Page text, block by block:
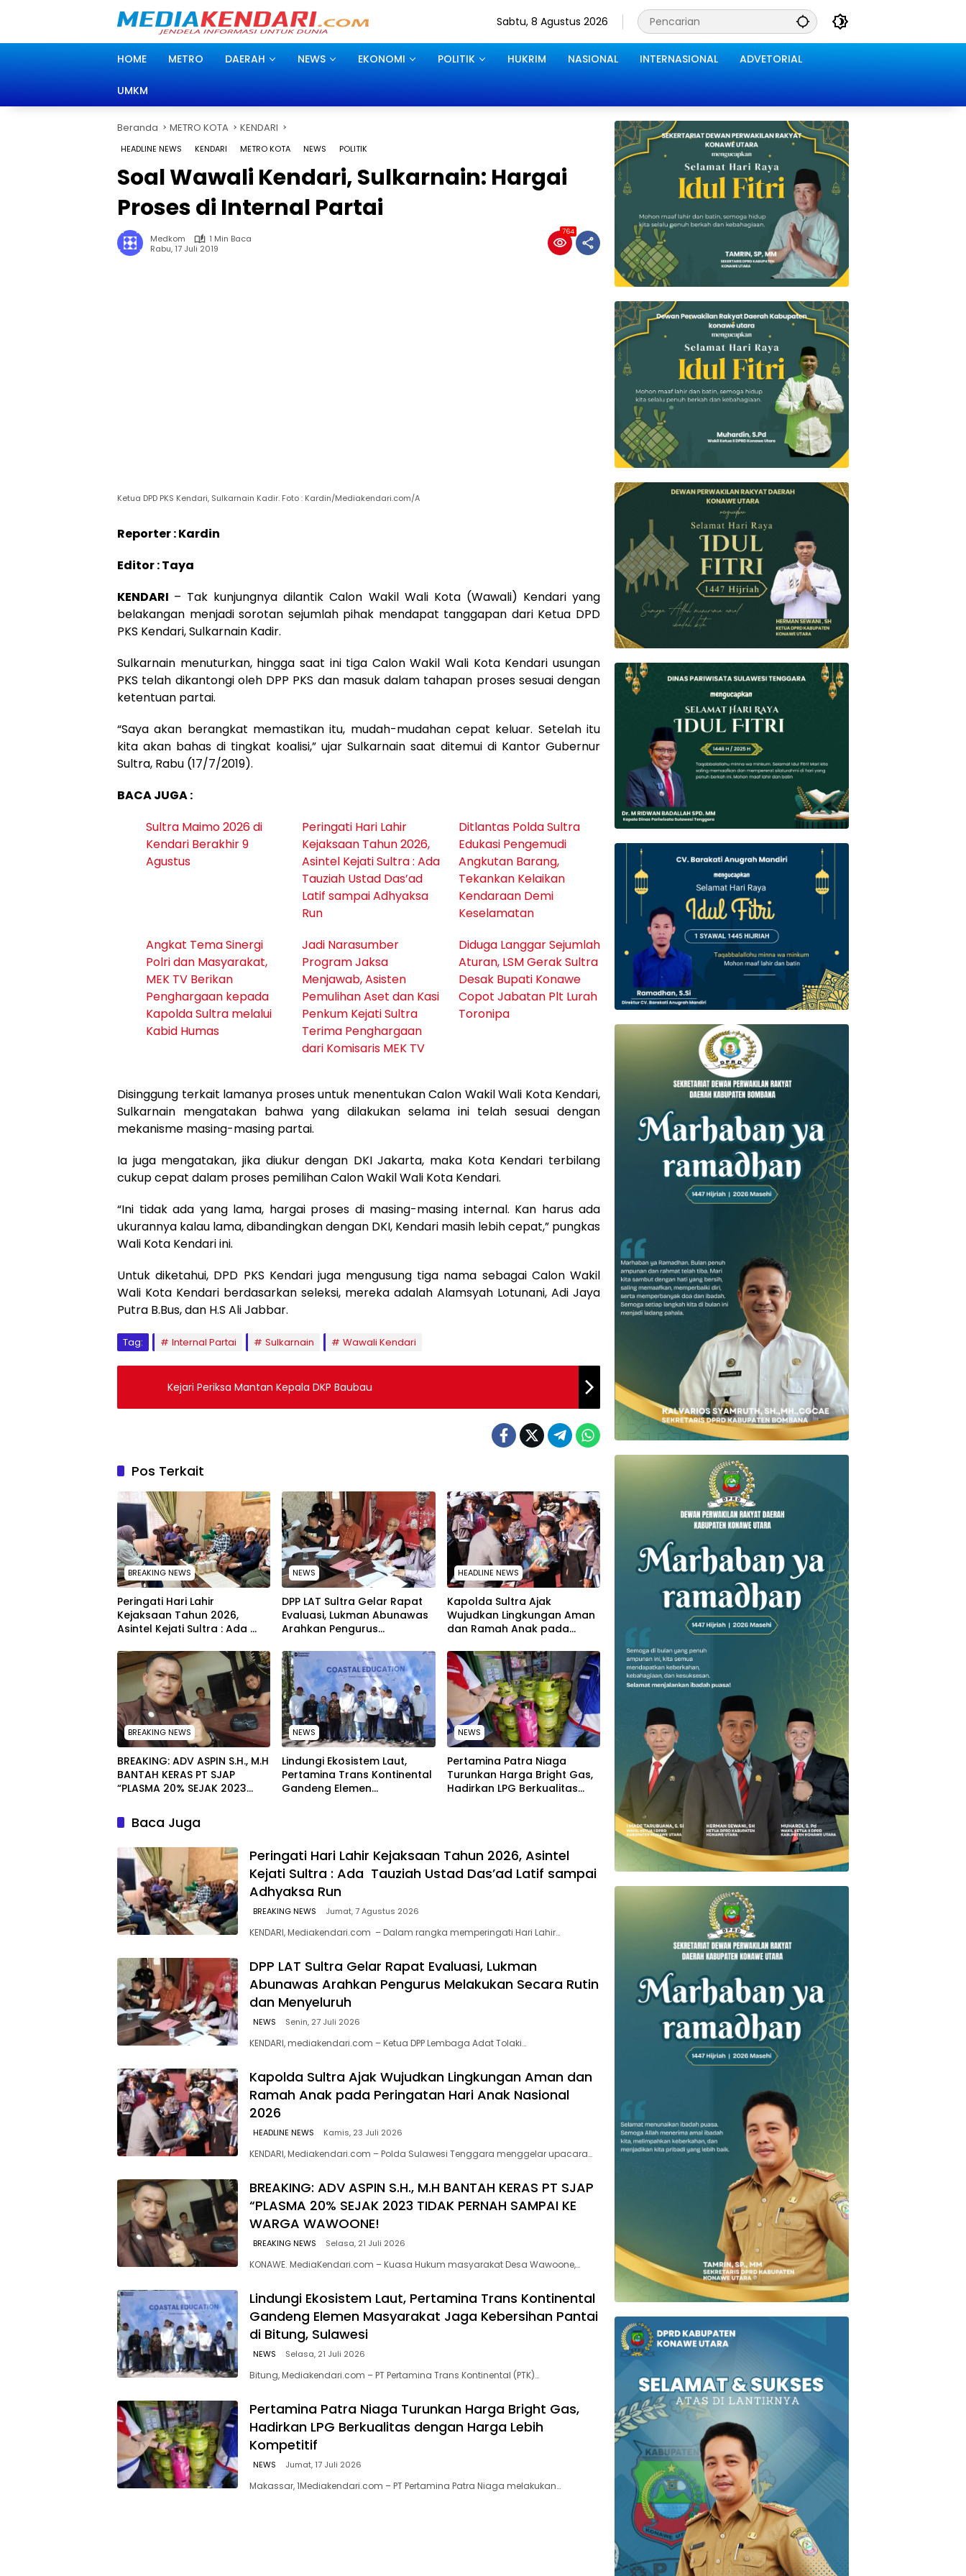
Sabtu, 8 Agustus 2026
HOME METRO DAERAH NEWS EKONOMI POLITIK HUKRIM NASIONAL INTERNASIONAL ADVETORIAL
UMKM
Beranda METRO KOTA KENDARI
HEADLINE NEWS KENDARI METRO KOTA NEWS POLITIK
Soal Wawali Kendari, Sulkarnain: Hargai
Proses di Internal Partai
Medkom
1 Min Baca
Rabu, 17 Juli 2019
764
Ketua DPD PKS Kendari, Sulkarnain Kadir. Foto : Kardin/Mediakendari.com/A
Reporter : Kardin
Editor : Taya
KENDARI – Tak kunjungnya dilantik Calon Wakil Wali Kota (Wawali) Kendari yang
belakangan menjadi sorotan sejumlah pihak mendapat tanggapan dari Ketua DPD
PKS Kendari, Sulkarnain Kadir.
Sulkarnain menuturkan, hingga saat ini tiga Calon Wakil Wali Kota Kendari usungan
PKS telah dikantongi oleh DPP PKS dan masuk dalam tahapan proses sesuai dengan
ketentuan partai.
“Saya akan berangkat memastikan itu, mudah-mudahan cepat keluar. Setelah itu
kita akan bahas di tingkat koalisi,” ujar Sulkarnain saat ditemui di Kantor Gubernur
Sultra, Rabu (17/7/2019).
BACA JUGA :
Sultra Maimo 2026 di
Kendari Berakhir 9
Agustus
Peringati Hari Lahir
Kejaksaan Tahun 2026,
Asintel Kejati Sultra : Ada
Tauziah Ustad Das’ad
Latif sampai Adhyaksa
Run
Ditlantas Polda Sultra
Edukasi Pengemudi
Angkutan Barang,
Tekankan Kelaikan
Kendaraan Demi
Keselamatan
Angkat Tema Sinergi
Polri dan Masyarakat,
MEK TV Berikan
Penghargaan kepada
Kapolda Sultra melalui
Kabid Humas
Jadi Narasumber
Program Jaksa
Menjawab, Asisten
Pemulihan Aset dan Kasi
Penkum Kejati Sultra
Terima Penghargaan
dari Komisaris MEK TV
Diduga Langgar Sejumlah
Aturan, LSM Gerak Sultra
Desak Bupati Konawe
Copot Jabatan Plt Lurah
Toronipa
Disinggung terkait lamanya proses untuk menentukan Calon Wakil Wali Kota Kendari,
Sulkarnain mengatakan bahwa yang dilakukan selama ini telah sesuai dengan
mekanisme masing-masing partai.
Ia juga mengatakan, jika diukur dengan DKI Jakarta, maka Kota Kendari terbilang
cukup cepat dalam proses pemilihan Calon Wakil Wali Kota Kendari.
“Ini tidak ada yang lama, hargai proses di masing-masing internal. Kan harus ada
ukurannya kalau lama, dibandingkan dengan DKI, Kendari masih lebih cepat,” pungkas
Wali Kota Kendari ini.
Untuk diketahui, DPD PKS Kendari juga mengusung tiga nama sebagai Calon Wakil
Wali Kota Kendari berdasarkan seleksi, mereka adalah Alamsyah Lotunani, Adi Jaya
Putra B.Bus, dan H.S Ali Jabbar.
Tag: Internal Partai Sulkarnain Wawali Kendari
Kejari Periksa Mantan Kepala DKP Baubau
Pos Terkait
BREAKING NEWS
Peringati Hari Lahir
Kejaksaan Tahun 2026,
Asintel Kejati Sultra : Ada
sampai Adhyaksa Run
NEWS
‎DPP LAT Sultra Gelar Rapat
Evaluasi, Lukman Abunawas
Arahkan Pengurus
Menyeluruh
HEADLINE NEWS
Kapolda Sultra Ajak
Wujudkan Lingkungan Aman
dan Ramah Anak pada
Nasional 2026
BREAKING NEWS
BREAKING: ADV ASPIN S.H., M.H
BANTAH KERAS PT SJAP
“PLASMA 20% SEJAK 2023
WARGA WAWOONE!
NEWS
Lindungi Ekosistem Laut,
Pertamina Trans Kontinental
Gandeng Elemen
NEWS
Pertamina Patra Niaga
Turunkan Harga Bright Gas,
Hadirkan LPG Berkualitas
Baca Juga
Peringati Hari Lahir Kejaksaan Tahun 2026, Asintel
Kejati Sultra : Ada Tauziah Ustad Das’ad Latif sampai
Adhyaksa Run
BREAKING NEWS Jumat, 7 Agustus 2026
KENDARI, Mediakendari.com – Dalam rangka memperingati Hari Lahir…
‎DPP LAT Sultra Gelar Rapat Evaluasi, Lukman
Abunawas Arahkan Pengurus Melakukan Secara Rutin
dan Menyeluruh
NEWS Senin, 27 Juli 2026
KENDARI, mediakendari.com – Ketua DPP Lembaga Adat Tolaki…
Kapolda Sultra Ajak Wujudkan Lingkungan Aman dan
Ramah Anak pada Peringatan Hari Anak Nasional
2026
HEADLINE NEWS Kamis, 23 Juli 2026
KENDARI, Mediakendari.com – Polda Sulawesi Tenggara menggelar upacara…
BREAKING: ADV ASPIN S.H., M.H BANTAH KERAS PT SJAP
“PLASMA 20% SEJAK 2023 TIDAK PERNAH SAMPAI KE
WARGA WAWOONE!
BREAKING NEWS Selasa, 21 Juli 2026
KONAWE. MediaKendari.com – Kuasa Hukum masyarakat Desa Wawoone,…
Lindungi Ekosistem Laut, Pertamina Trans Kontinental
Gandeng Elemen Masyarakat Jaga Kebersihan Pantai
di Bitung, Sulawesi
NEWS Selasa, 21 Juli 2026
Bitung, Mediakendari.com – PT Pertamina Trans Kontinental (PTK)…
Pertamina Patra Niaga Turunkan Harga Bright Gas,
Hadirkan LPG Berkualitas dengan Harga Lebih
Kompetitif
NEWS Jumat, 17 Juli 2026
Makassar, 1Mediakendari.com – PT Pertamina Patra Niaga melakukan…